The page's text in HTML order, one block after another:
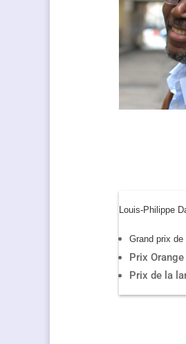
Louis-Philippe
Grand prix de
Prix
Prix de la